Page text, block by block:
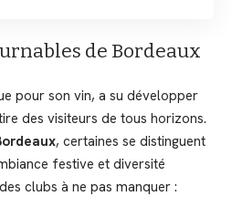
de Bordeaux
pour son vin, a su développer
des visiteurs de tous horizons.
, certaines se distinguent
festive et diversité
clubs à ne pas manquer :